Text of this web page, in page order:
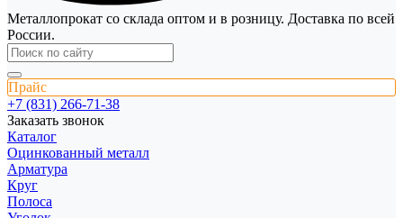
Металлопрокат со склада оптом и в розницу. Доставка по всей
России.
Прайс
+7 (831) 266-71-38
Заказать звонок
Каталог
Оцинкованный металл
Арматура
Круг
Полоса